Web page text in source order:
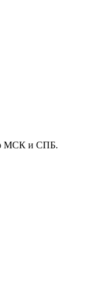
МСК и СПБ.